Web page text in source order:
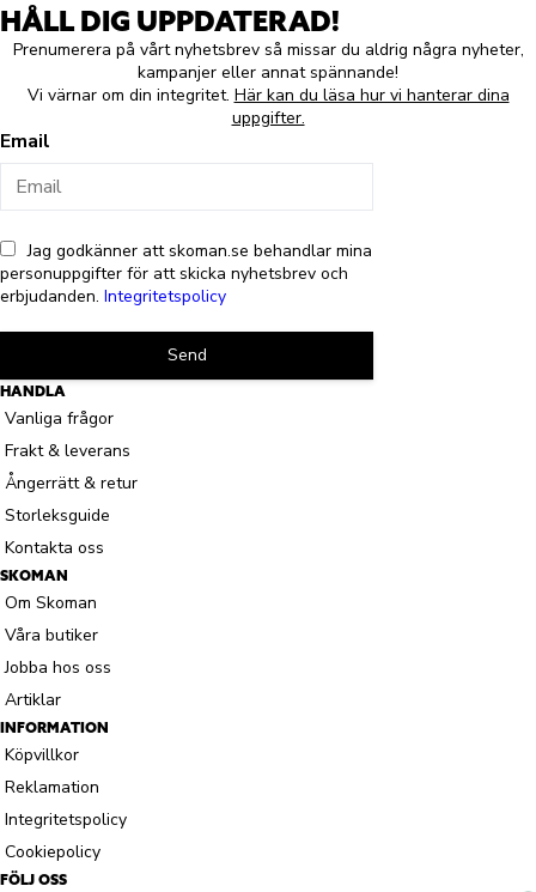
HÅLL DIG UPPDATERAD!
Prenumerera på vårt nyhetsbrev så missar du aldrig några nyheter,
kampanjer eller annat spännande!
Vi värnar om din integritet. Här kan du läsa hur vi hanterar dina
uppgifter.
Email
Jag godkänner att skoman.se behandlar mina
personuppgifter för att skicka nyhetsbrev och
erbjudanden. Integritetspolicy
Send
HANDLA
Vanliga frågor
Frakt & leverans
Ångerrätt & retur
Storleksguide
Kontakta oss
SKOMAN
Om Skoman
Våra butiker
Jobba hos oss
Artiklar
INFORMATION
Köpvillkor
Reklamation
Integritetspolicy
Cookiepolicy
FÖLJ OSS